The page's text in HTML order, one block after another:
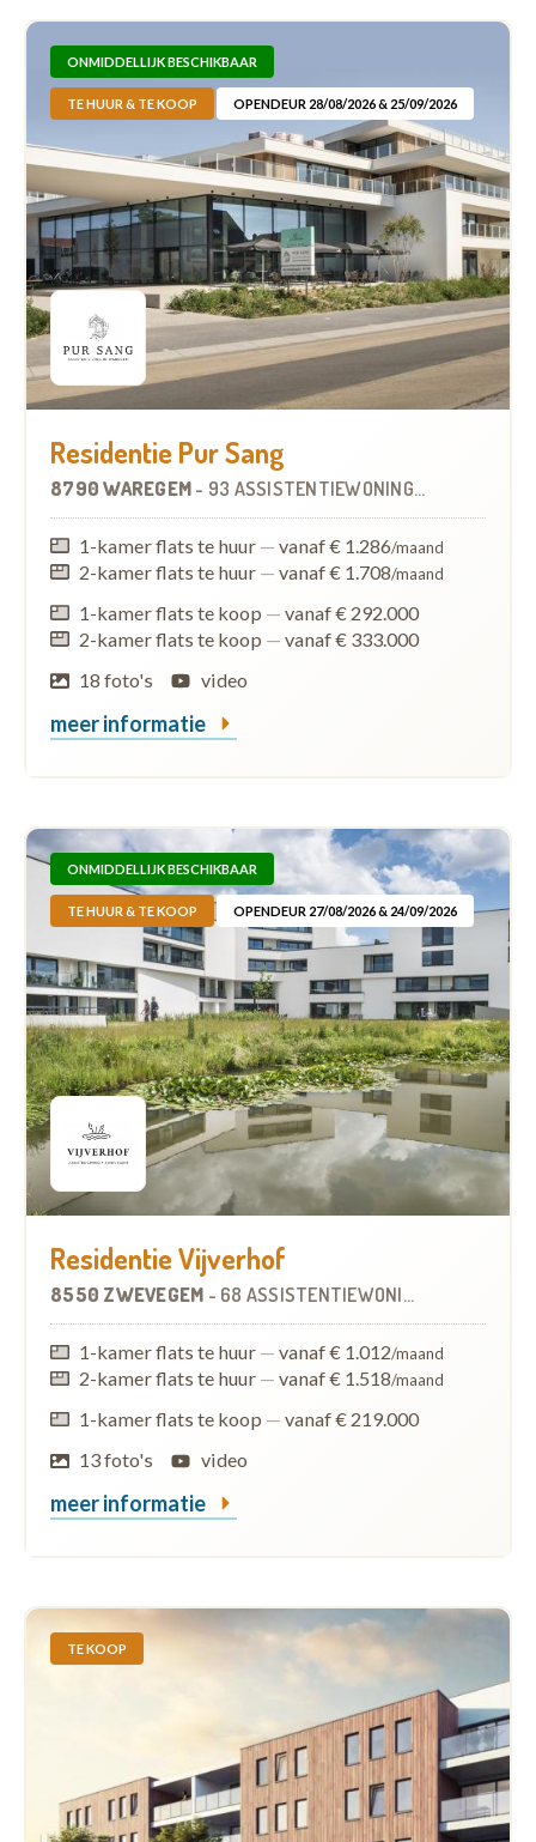
ONMIDDELLIJK BESCHIKBAAR
TE HUUR & TE KOOP OPENDEUR 28/08/2026 & 25/09/2026
Residentie Pur Sang
8790 WAREGEM - 93 ASSISTENTIEWONINGEN
1-kamer flats te huur — vanaf € 1.286/maand
2-kamer flats te huur — vanaf € 1.708/maand
1-kamer flats te koop — vanaf € 292.000
2-kamer flats te koop — vanaf € 333.000
18 foto's
video
meer informatie
ONMIDDELLIJK BESCHIKBAAR
TE HUUR & TE KOOP OPENDEUR 27/08/2026 & 24/09/2026
Residentie Vijverhof
8550 ZWEVEGEM - 68 ASSISTENTIEWONINGEN
1-kamer flats te huur — vanaf € 1.012/maand
2-kamer flats te huur — vanaf € 1.518/maand
1-kamer flats te koop — vanaf € 219.000
13 foto's
video
meer informatie
TE KOOP